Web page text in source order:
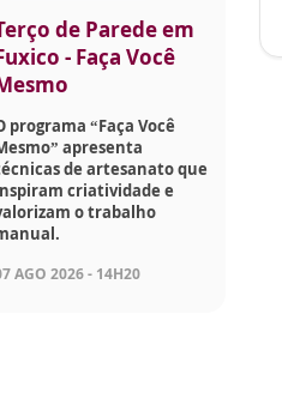
de Parede em
- Faça Você
programa “Faça Você
apresenta
de artesanato que
criatividade e
o trabalho
AGO 2026 - 14H20